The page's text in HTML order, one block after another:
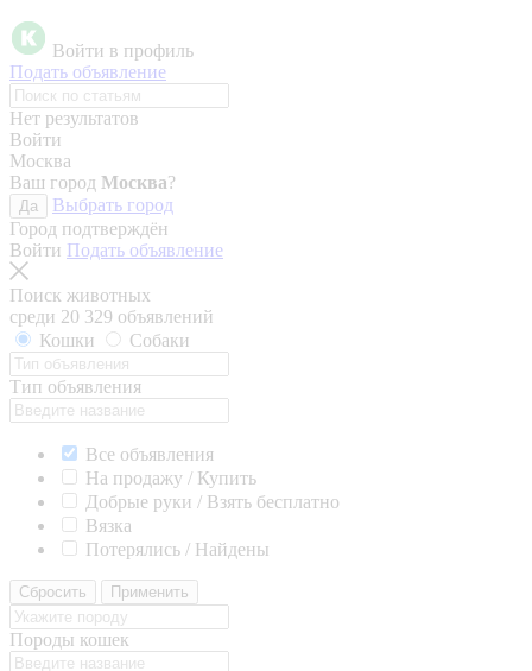
Войти в профиль
Подать объявление
Нет результатов
Войти
Москва
Ваш город Москва?
Да
Выбрать город
Город подтверждён
Войти Подать объявление
Поиск животных
среди 20 329 объявлений
Кошки
Собаки
Тип объявления
Все объявления
На продажу / Купить
Добрые руки / Взять бесплатно
Вязка
Потерялись / Найдены
Сбросить Применить
Породы кошек